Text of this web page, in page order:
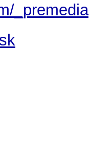
_premedia